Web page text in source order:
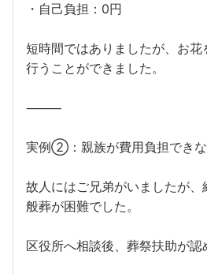
・自己負担：0円
短時間ではありましたが、お花
行うことができました。
⸻
実例②：親族が費用負担でき
故人にはご兄弟がいましたが、
般葬が困難でした。
区役所へ相談後、葬祭扶助が認